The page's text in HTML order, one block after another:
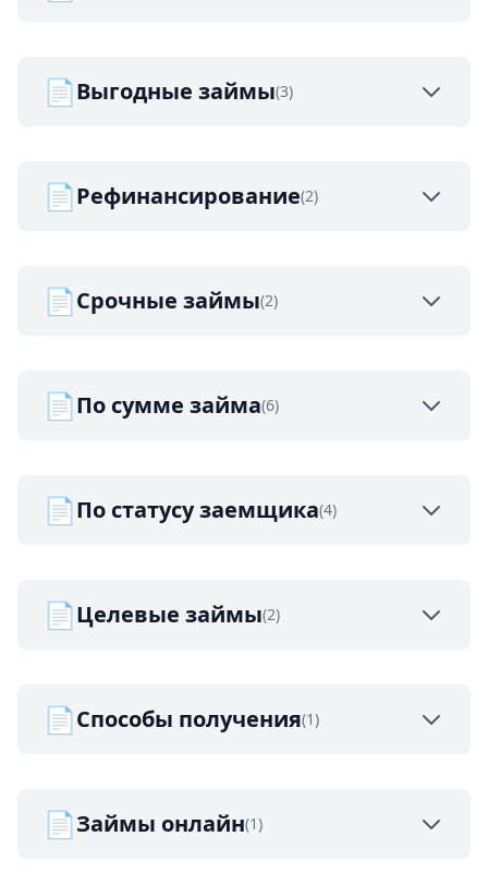
📄Выгодные займы(3)
📄Рефинансирование(2)
📄Срочные займы(2)
📄По сумме займа(6)
📄По статусу заемщика(4)
📄Целевые займы(2)
📄Способы получения(1)
📄Займы онлайн(1)